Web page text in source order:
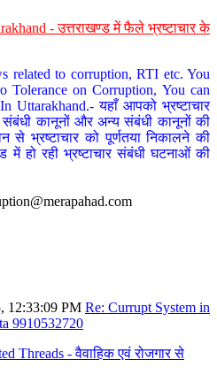
- उत्तराखण्ड में फैले भ्रष्टाचार के
related to corruption, RTI etc. You
Tolerance on Corruption, You can
Uttarakhand.- यहाँ आपको भ्रष्टाचार
संबंधी कानूनों और अन्य संबंधी कानूनों की
से भ्रष्टाचार को पूर्णतया निकालने की
हो रही भ्रष्टाचार संबंधी घटनाओं की
12:33:09 PM Re: Currupt System in
9910532720
Threads - वैवाहिक एवं रोजगार से